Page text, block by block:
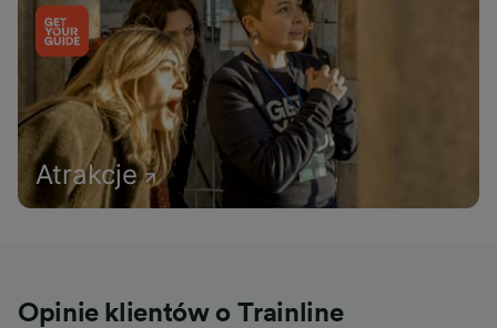
Atrakcje
Opinie klientów o Trainline